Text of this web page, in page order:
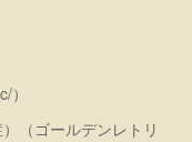
（ゴールデンレトリ